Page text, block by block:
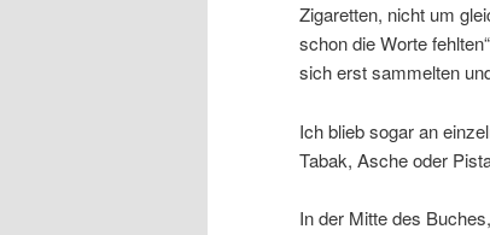
Zigaretten, nicht um
schon die Worte
sich erst sammelten
Ich blieb sogar an
Tabak, Asche oder
In der Mitte des